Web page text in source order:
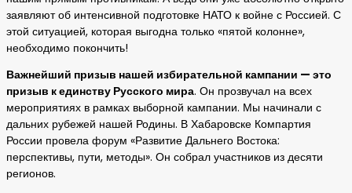
заявляют об интенсивной подготовке НАТО к войне с Россией. С
этой ситуацией, которая выгодна только «пятой колонне»,
необходимо покончить!
Важнейший призыв нашей избирательной кампании — это
призыв к единству Русского мира. Он прозвучал на всех
мероприятиях в рамках выборной кампании. Мы начинали с
дальних рубежей нашей Родины. В Хабаровске Компартия
России провела форум «Развитие Дальнего Востока:
перспективы, пути, методы». Он собрал участников из десяти
регионов.